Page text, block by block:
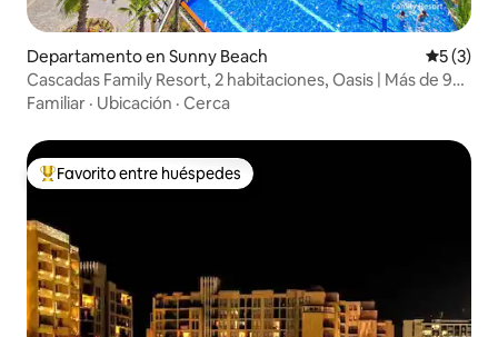
Departamento en Sunny Beach
5 (3)
Cascadas Family Resort, 2 habitaciones, Oasis | Más de 9
piscinas y spa
Familiar · Ubicación · Cerca
De los mejores en Favorito entre huéspedes
Favorito entre huéspedes